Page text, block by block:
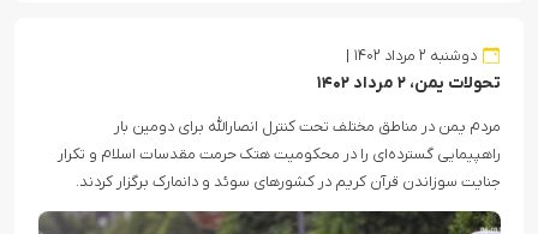
دوشنبه ۲ مرداد ۱۴۰۲
تحولات یمن، ۲ مرداد ۱۴۰۲
مردم یمن در مناطق مختلف تحت کنترل انصارالله برای دومین بار
راهپیمایی گسترده‌ای را در محکومیت هتک حرمت مقدسات اسلام و تکرار
جنایت سوزاندن قرآن کریم در کشورهای سوئد و دانمارک برگزار کردند.